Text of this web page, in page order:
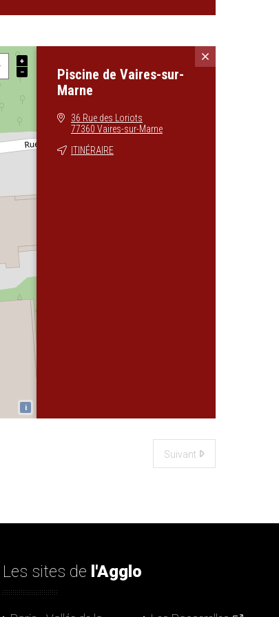
i
+
−
Piscine de Vaires-sur-
Marne
36 Rue des Loriots
77360 Vaires-sur-Marne
ITINÉRAIRE
Suivant
Les sites de l'Agglo